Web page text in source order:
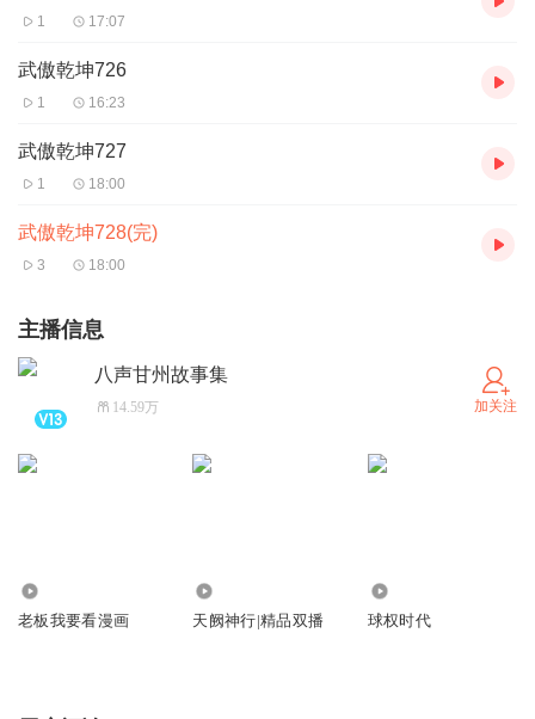
1 17:07
武傲乾坤726
1 16:23
武傲乾坤727
1 18:00
武傲乾坤728(完)
3 18:00
主播信息
八声甘州故事集
14.59万 加关注
老板我要看漫画 天阙神行|精品双播 球权时代